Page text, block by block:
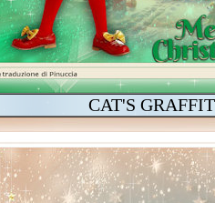
CAT'S